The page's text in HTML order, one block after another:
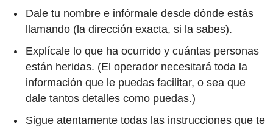
Dale tu nombre e infórmale desde dónde estás
llamando (la dirección exacta, si la sabes).
Explícale lo que ha ocurrido y cuántas personas
están heridas. (El operador necesitará toda la
información que le puedas facilitar, o sea que
dale tantos detalles como puedas.)
Sigue atentamente todas las instrucciones que te